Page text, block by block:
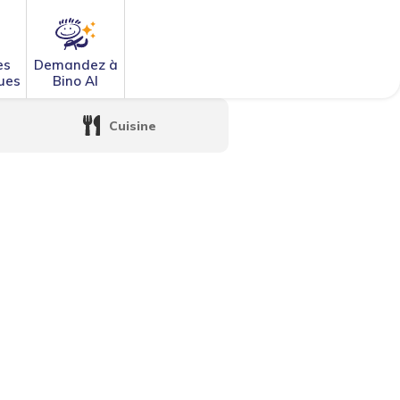
Demandez à
Bino AI
Cuisine